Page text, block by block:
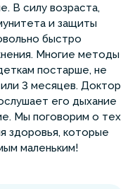
В силу возраста,
и защиты
быстро
Многие методы
постарше, не
3 месяцев. Доктор
его дыхание
Мы поговорим о тех
здоровья, которые
маленьким!